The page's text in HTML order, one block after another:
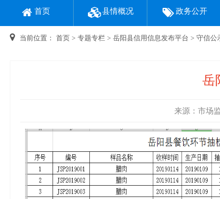
首页 县情概况 政务公开
当前位置： 首页 > 专题专栏 > 岳阳县信用信息发布平台 > 守信公
岳
来源：市场